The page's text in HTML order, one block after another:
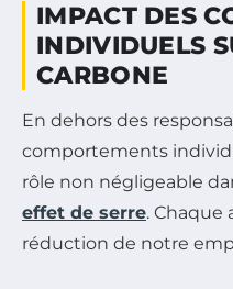
IMPACT DES
INDIVIDUELS
CARBONE
En dehors des
comportements
rôle non négligeable
effet de serre. Chaque
réduction de notre